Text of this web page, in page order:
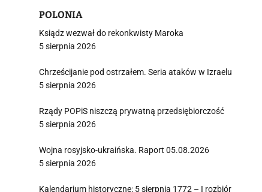
POLONIA
Ksiądz wezwał do rekonkwisty Maroka
5 sierpnia 2026
Chrześcijanie pod ostrzałem. Seria ataków w Izraelu
5 sierpnia 2026
Rządy POPiS niszczą prywatną przedsiębiorczość
5 sierpnia 2026
Wojna rosyjsko-ukraińska. Raport 05.08.2026
5 sierpnia 2026
Kalendarium historyczne: 5 sierpnia 1772 – I rozbiór